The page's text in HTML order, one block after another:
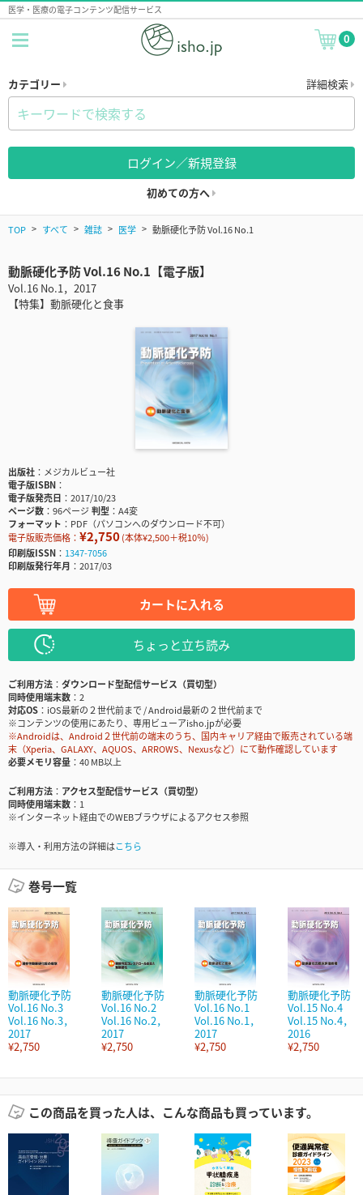
医学・医療の電子コンテンツ配信サービス
0
カテゴリー 詳細検索
ログイン／新規登録
初めての方へ
TOP すべて 雑誌 医学 動脈硬化予防 Vol.16 No.1
動脈硬化予防 Vol.16 No.1【電子版】
Vol.16 No.1，2017
【特集】動脈硬化と食事
出版社
メジカルビュー社
電子版ISBN
電子版発売日
2017/10/23
ページ数
96ページ判型
A4変
フォーマット
PDF（パソコンへのダウンロード不可）
電子版販売価格： ¥2,750(本体¥2,500＋税10％)
印刷版ISSN
1347-7056
印刷版発行年月
2017/03
カートに入れる
ちょっと立ち読み
ご利用方法
ダウンロード型配信サービス（買切型）
同時使用端末数
2
対応OS
iOS最新の２世代前まで / Android最新の２世代前まで
※コンテンツの使用にあたり、専用ビューアisho.jpが必要
※Androidは、Android２世代前の端末のうち、国内キャリア経由で販売されている端
末（Xperia、GALAXY、AQUOS、ARROWS、Nexusなど）にて動作確認しています
必要メモリ容量
40 MB以上
ご利用方法
アクセス型配信サービス（買切型）
同時使用端末数
1
※インターネット経由でのWEBブラウザによるアクセス参照
※導入・利用方法の詳細はこちら
巻号一覧
動脈硬化予防
Vol.16 No.3
Vol.16 No.3，
2017
¥2,750
動脈硬化予防
Vol.16 No.2
Vol.16 No.2，
2017
¥2,750
動脈硬化予防
Vol.16 No.1
Vol.16 No.1，
2017
¥2,750
動脈硬化予防
Vol.15 No.4
Vol.15 No.4，
2016
¥2,750
この商品を買った人は、こんな商品も買っています。